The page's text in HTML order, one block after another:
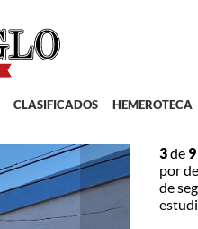
CLASIFICADOS HEMEROTECA
3de 9
por
de